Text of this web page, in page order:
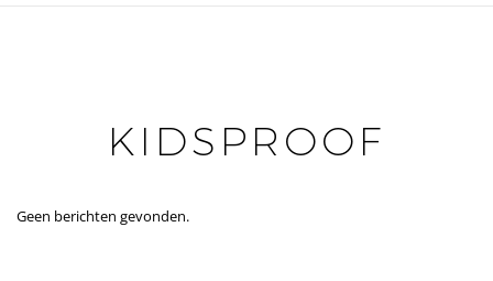
KIDSPROOF
Geen berichten gevonden.